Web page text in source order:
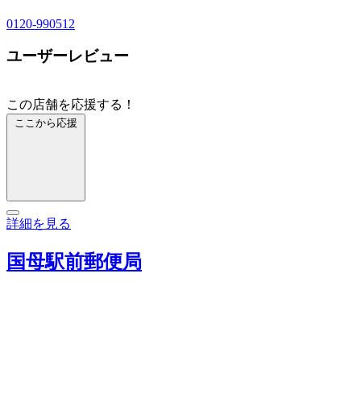
0120-990512
ユーザーレビュー
この店舗を応援する！
ここから応援
詳細を見る
国母駅前郵便局